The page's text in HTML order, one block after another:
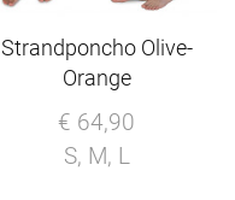
Strandponcho Olive-
Orange
€ 64,90
S, M, L